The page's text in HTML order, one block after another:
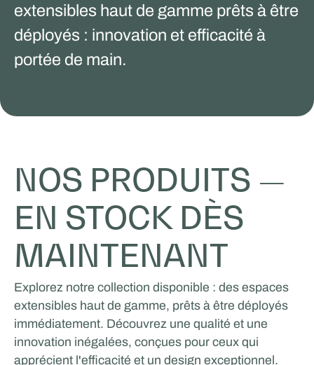
extensibles haut de gamme prêts à être
déployés : innovation et efficacité à
portée de main.
NOS PRODUITS —
EN STOCK DÈS
MAINTENANT
Explorez notre collection disponible : des espaces
extensibles haut de gamme, prêts à être déployés
immédiatement. Découvrez une qualité et une
innovation inégalées, conçues pour ceux qui
apprécient l'efficacité et un design exceptionnel.